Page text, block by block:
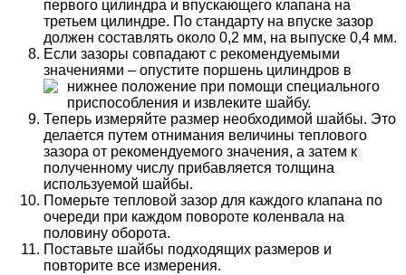
первого цилиндра и впускающего клапана на
третьем цилиндре. По стандарту на впуске зазор
должен составлять около 0,2 мм, на выпуске 0,4 мм.
Если зазоры совпадают с рекомендуемыми
значениями – опустите поршень цилиндров в
нижнее положение при помощи специального
приспособления и извлеките шайбу.
Теперь измеряйте размер необходимой шайбы. Это
делается путем отнимания величины теплового
зазора от рекомендуемого значения, а затем к
полученному числу прибавляется толщина
используемой шайбы.
Померьте тепловой зазор для каждого клапана по
очереди при каждом повороте коленвала на
половину оборота.
Поставьте шайбы подходящих размеров и
повторите все измерения.